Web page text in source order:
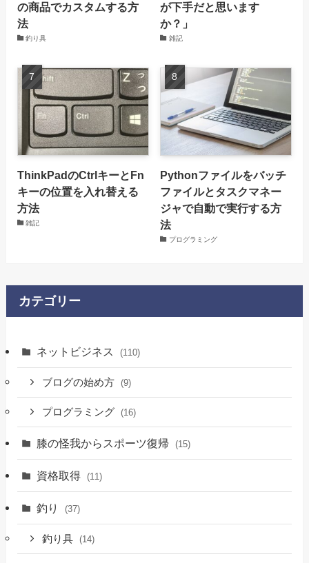
の商品でカスタムする方
法
釣り具
が下手だと思います
か？」
雑記
ThinkPadのCtrlキーとFn
キーの位置を入れ替える
方法
雑記
Pythonファイルをバッチ
ファイルとタスクマネー
ジャで自動で実行する方
法
プログラミング
カテゴリー
ネットビジネス (110)
ブログの始め方 (9)
プログラミング (16)
膝の怪我からスポーツ復帰 (15)
資格取得 (11)
釣り (37)
釣り具 (14)